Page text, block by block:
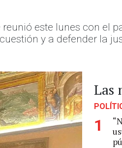
este lunes con el
y a defender la
Las
1